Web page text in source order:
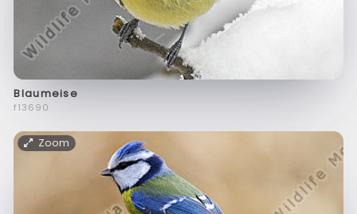
Blaumeise
f13690
Zoom